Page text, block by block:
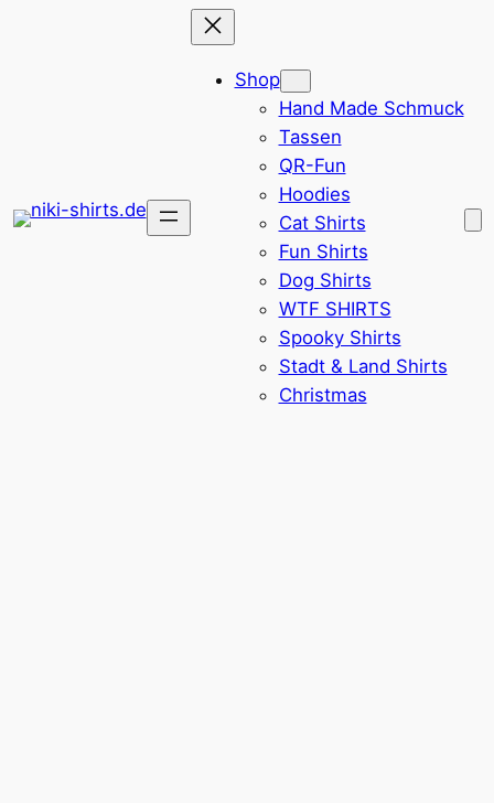
Shop
Hand Made Schmuck
Tassen
QR-Fun
Hoodies
Cat Shirts
Fun Shirts
Dog Shirts
WTF SHIRTS
Spooky Shirts
Stadt & Land Shirts
Christmas